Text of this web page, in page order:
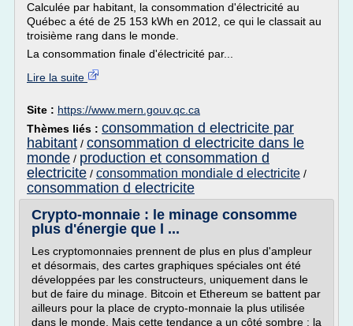
Calculée par habitant, la consommation d'électricité au
Québec a été de 25 153 kWh en 2012, ce qui le classait au
troisième rang dans le monde.
La consommation finale d'électricité par...
Lire la suite
Site : https://www.mern.gouv.qc.ca
Thèmes liés : consommation d electricite par
habitant / consommation d electricite dans le
monde / production et consommation d
electricite / consommation mondiale d electricite /
consommation d electricite
Crypto-monnaie : le minage consomme
plus d'énergie que l ...
Les cryptomonnaies prennent de plus en plus d'ampleur
et désormais, des cartes graphiques spéciales ont été
développées par les constructeurs, uniquement dans le
but de faire du minage. Bitcoin et Ethereum se battent par
ailleurs pour la place de crypto-monnaie la plus utilisée
dans le monde. Mais cette tendance a un côté sombre : la